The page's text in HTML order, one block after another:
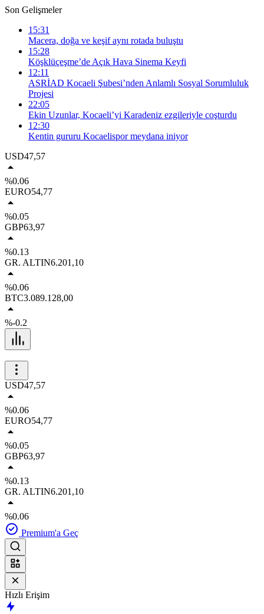
Son Gelişmeler
15:31
Macera, doğa ve keşif aynı rotada buluştu
15:28
Köşklüçeşme’de Açık Hava Sinema Keyfi
12:11
ASRİAD Kocaeli Şubesi’nden Anlamlı Sosyal Sorumluluk
Projesi
22:05
Ekin Uzunlar, Kocaeli’yi Karadeniz ezgileriyle coşturdu
12:30
Kentin gururu Kocaelispor meydana iniyor
USD47,57
%0.06
EURO54,77
%0.05
GBP63,97
%0.13
GR. ALTIN6.201,10
%0.06
BTC3.089.128,00
%-0.2
USD47,57
%0.06
EURO54,77
%0.05
GBP63,97
%0.13
GR. ALTIN6.201,10
%0.06
Premium'a Geç
Hızlı Erişim